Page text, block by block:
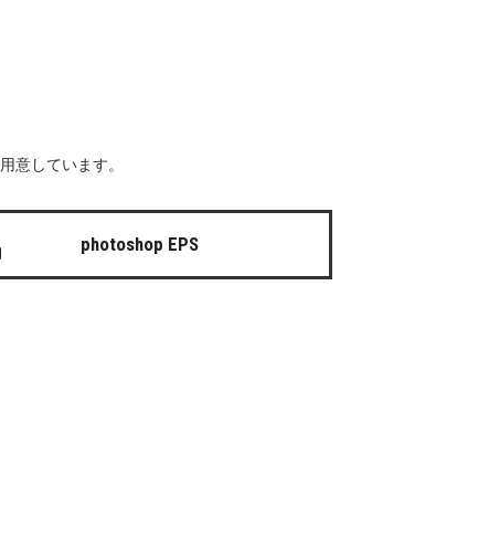
意しています。
photoshop EPS